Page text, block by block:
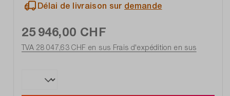
Délai de livraison sur demande
25 946,00 CHF
TVA 28 047,63 CHF en sus Frais d'expédition en sus